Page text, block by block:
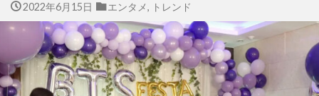
2022年6月15日 エンタメ, トレンド